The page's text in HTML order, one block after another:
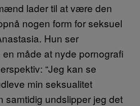
lader til at være den
nogen form for seksuel
Hun ser
måde at nyde pornografi
“Jeg kan se
min seksualitet
samtidig undslipper jeg det